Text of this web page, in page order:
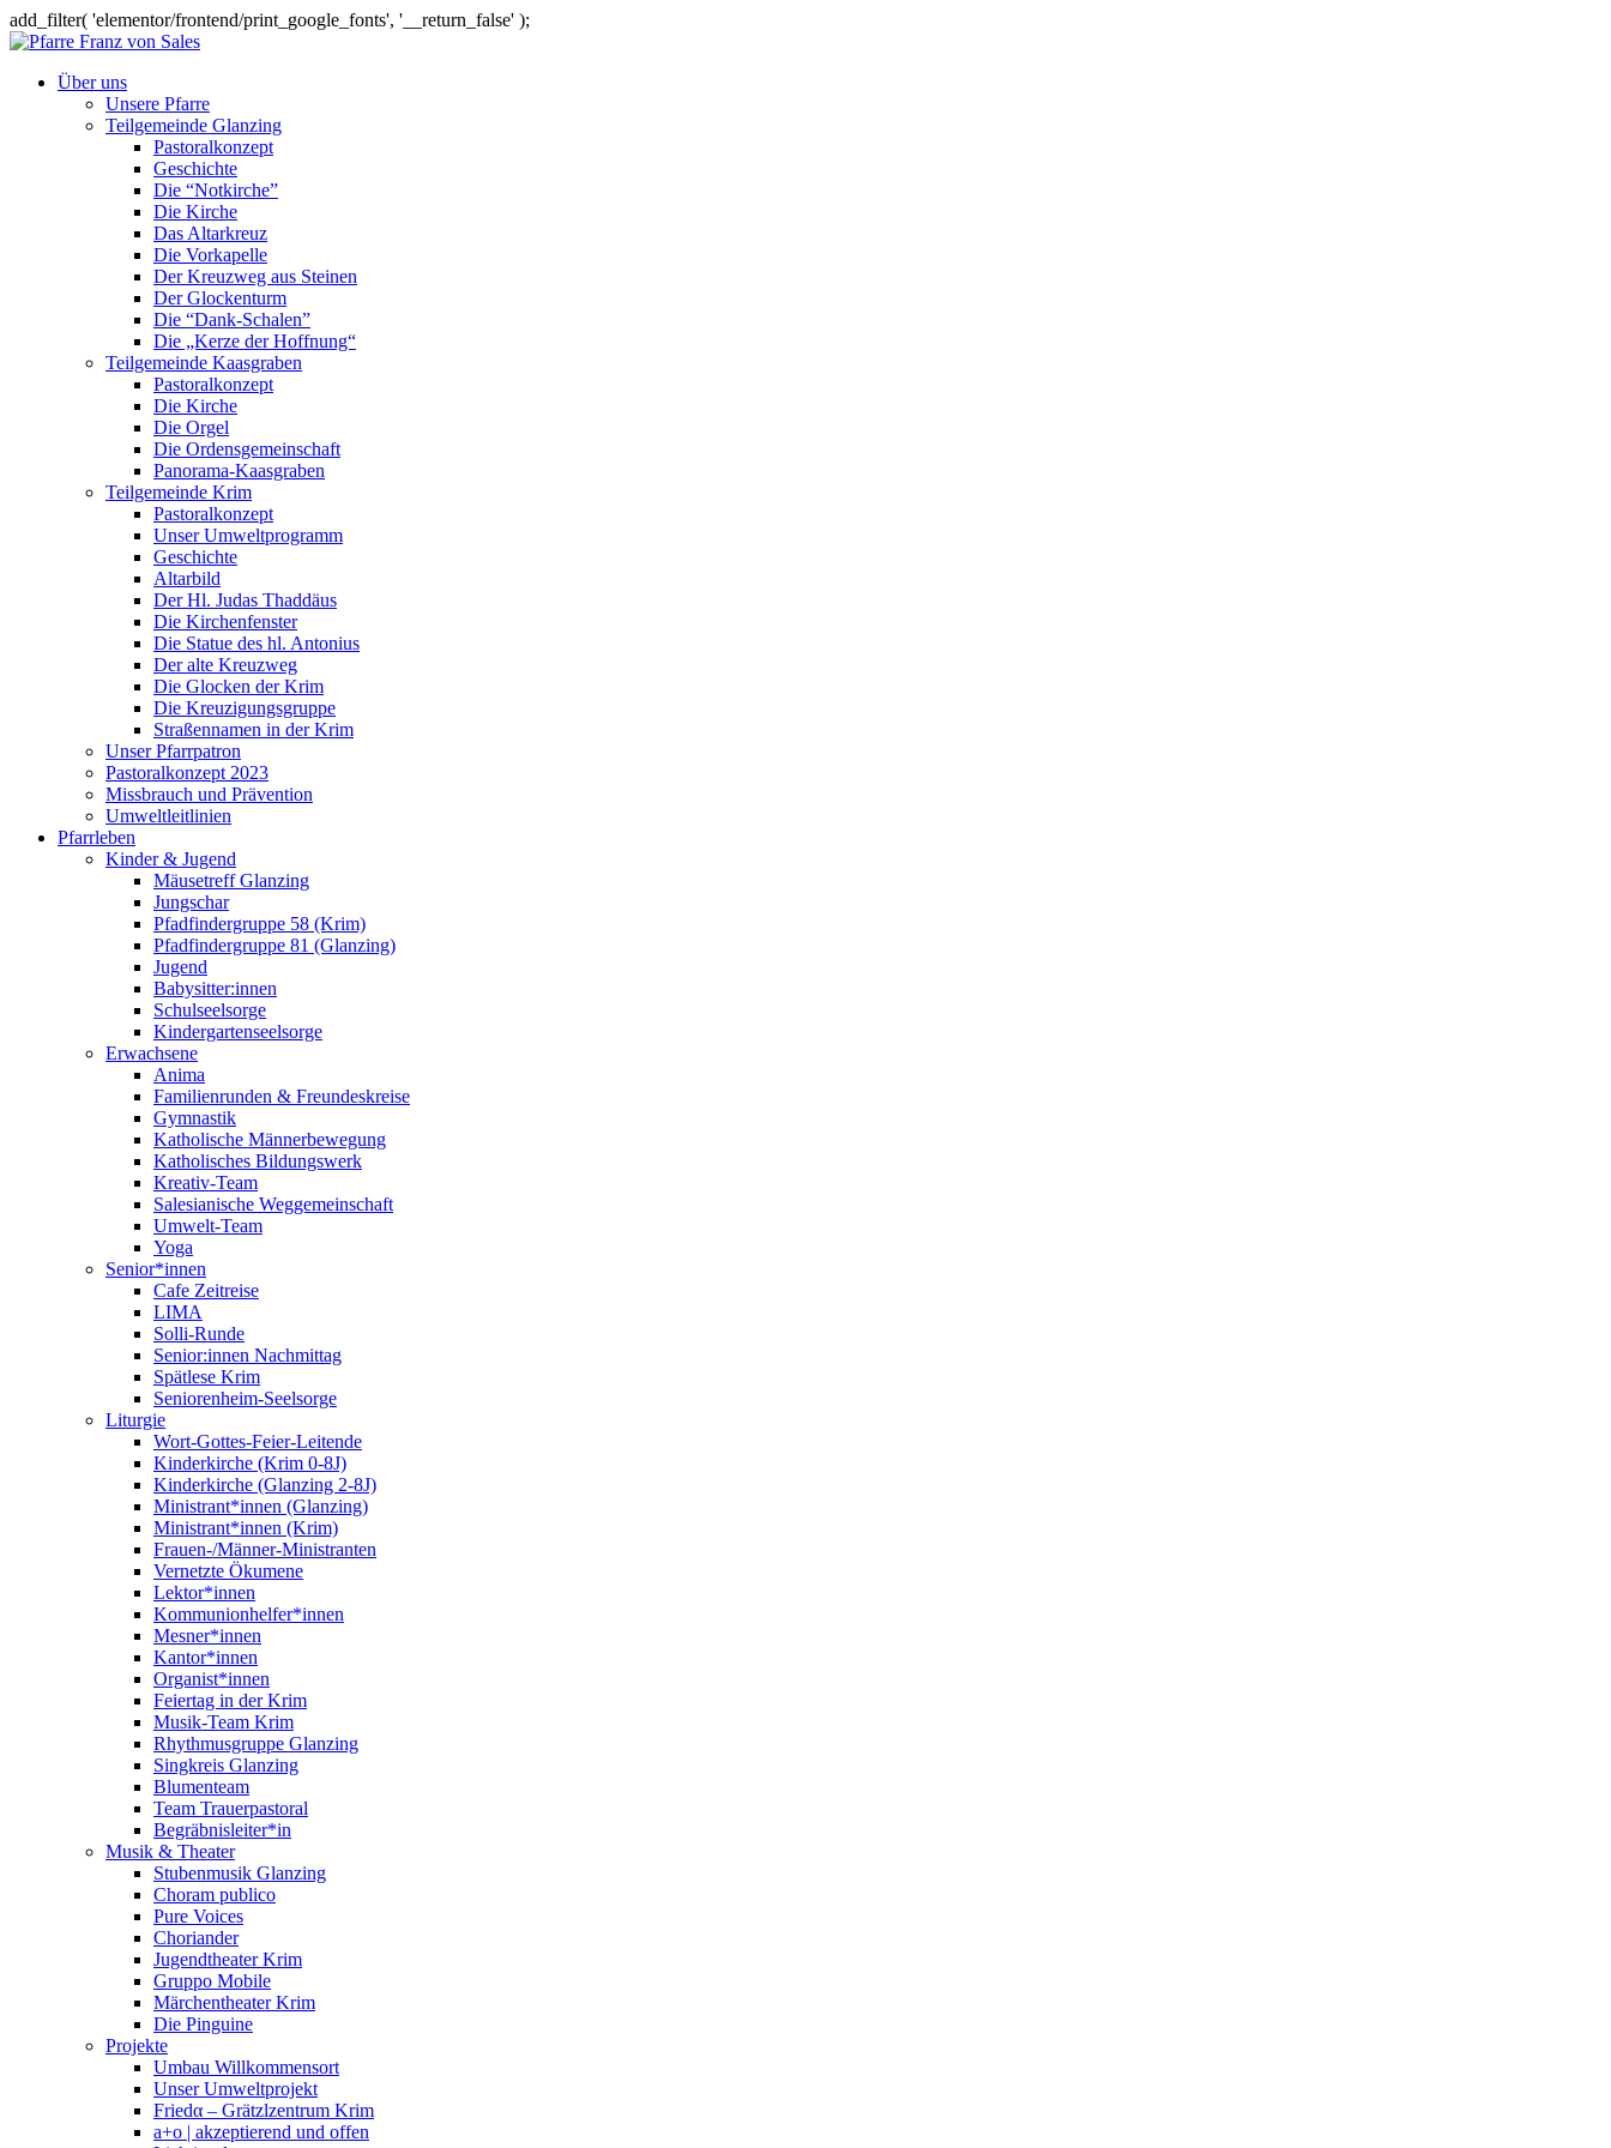
add_filter( 'elementor/frontend/print_google_fonts', '__return_false' );
Über uns
Unsere Pfarre
Teilgemeinde Glanzing
Pastoralkonzept
Geschichte
Die “Notkirche”
Die Kirche
Das Altarkreuz
Die Vorkapelle
Der Kreuzweg aus Steinen
Der Glockenturm
Die “Dank-Schalen”
Die „Kerze der Hoffnung“
Teilgemeinde Kaasgraben
Pastoralkonzept
Die Kirche
Die Orgel
Die Ordensgemeinschaft
Panorama-Kaasgraben
Teilgemeinde Krim
Pastoralkonzept
Unser Umweltprogramm
Geschichte
Altarbild
Der Hl. Judas Thaddäus
Die Kirchenfenster
Die Statue des hl. Antonius
Der alte Kreuzweg
Die Glocken der Krim
Die Kreuzigungsgruppe
Straßennamen in der Krim
Unser Pfarrpatron
Pastoralkonzept 2023
Missbrauch und Prävention
Umweltleitlinien
Pfarrleben
Kinder & Jugend
Mäusetreff Glanzing
Jungschar
Pfadfindergruppe 58 (Krim)
Pfadfindergruppe 81 (Glanzing)
Jugend
Babysitter:innen
Schulseelsorge
Kindergartenseelsorge
Erwachsene
Anima
Familienrunden & Freundeskreise
Gymnastik
Katholische Männerbewegung
Katholisches Bildungswerk
Kreativ-Team
Salesianische Weggemeinschaft
Umwelt-Team
Yoga
Senior*innen
Cafe Zeitreise
LIMA
Solli-Runde
Senior:innen Nachmittag
Spätlese Krim
Seniorenheim-Seelsorge
Liturgie
Wort-Gottes-Feier-Leitende
Kinderkirche (Krim 0-8J)
Kinderkirche (Glanzing 2-8J)
Ministrant*innen (Glanzing)
Ministrant*innen (Krim)
Frauen-/Männer-Ministranten
Vernetzte Ökumene
Lektor*innen
Kommunionhelfer*innen
Mesner*innen
Kantor*innen
Organist*innen
Feiertag in der Krim
Musik-Team Krim
Rhythmusgruppe Glanzing
Singkreis Glanzing
Blumenteam
Team Trauerpastoral
Begräbnisleiter*in
Musik & Theater
Stubenmusik Glanzing
Choram publico
Pure Voices
Choriander
Jugendtheater Krim
Gruppo Mobile
Märchentheater Krim
Die Pinguine
Projekte
Umbau Willkommensort
Unser Umweltprojekt
Friedα – Grätzlzentrum Krim
a+o | akzeptierend und offen